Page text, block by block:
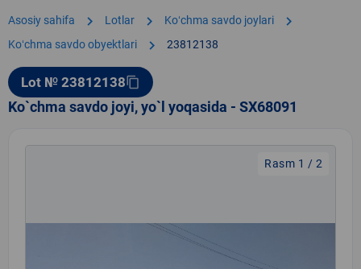
Asosiy sahifa chevron_right Lotlar chevron_right Koʻchma savdo joylari chevron_right
Koʻchma savdo obyektlari chevron_right 23812138
Lot № 23812138content_copy
Ko`chma savdo joyi, yo`l yoqasida - SX68091
Rasm 1 / 2